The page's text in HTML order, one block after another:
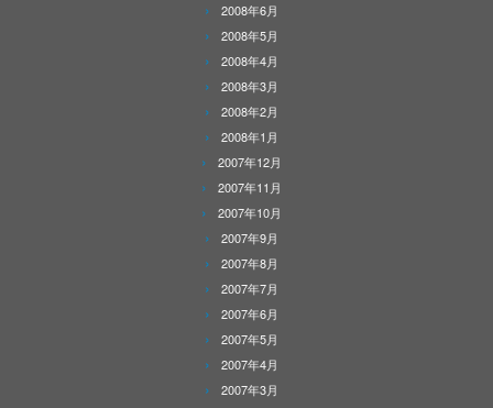
2008年6月
2008年5月
2008年4月
2008年3月
2008年2月
2008年1月
2007年12月
2007年11月
2007年10月
2007年9月
2007年8月
2007年7月
2007年6月
2007年5月
2007年4月
2007年3月